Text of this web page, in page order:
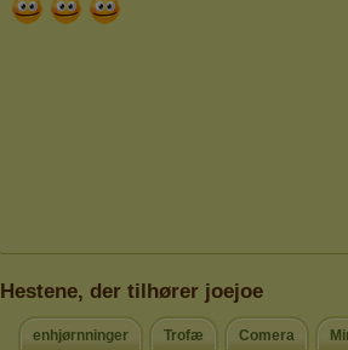
Hestene, der tilhører joejoe
enhjørnninger Trofæ Comera